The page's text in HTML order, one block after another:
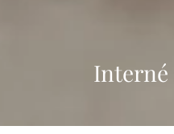
Interné